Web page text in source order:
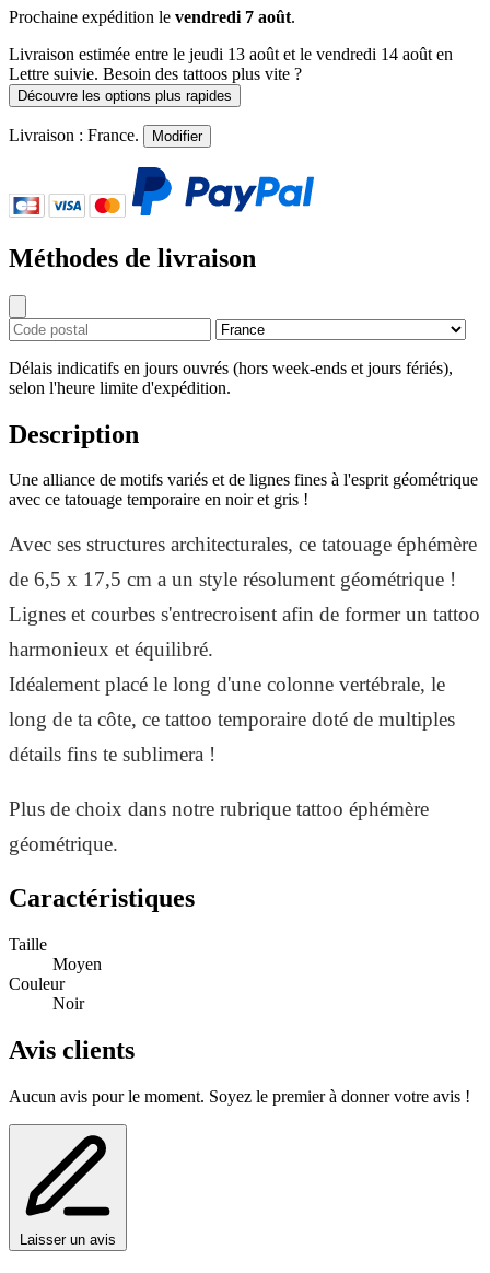
Prochaine expédition le vendredi 7 août.
Livraison estimée entre le jeudi 13 août et le vendredi 14 août en
Lettre suivie. Besoin des tattoos plus vite ?
Découvre les options plus rapides
Livraison : France. Modifier
Méthodes de livraison
Délais indicatifs en jours ouvrés (hors week-ends et jours fériés),
selon l'heure limite d'expédition.
Description
Une alliance de motifs variés et de lignes fines à l'esprit géométrique
avec ce tatouage temporaire en noir et gris !
Avec ses structures architecturales, ce tatouage éphémère
de 6,5 x 17,5 cm a un style résolument géométrique !
Lignes et courbes s'entrecroisent afin de former un tattoo
harmonieux et équilibré.
Idéalement placé le long d'une colonne vertébrale, le
long de ta côte, ce tattoo temporaire doté de multiples
détails fins te sublimera !
Plus de choix dans notre rubrique tattoo éphémère
géométrique.
Caractéristiques
Taille
Moyen
Couleur
Noir
Avis clients
Aucun avis pour le moment. Soyez le premier à donner votre avis !
Laisser un avis